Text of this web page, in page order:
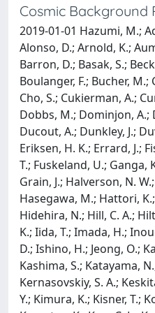
Cosmic Background
2019-01-01 Hazumi, M.;
Alonso, D.; Arnold, K.;
Barron, D.; Basak, S.;
Boulanger, F.; Bucher, M.;
Cho, S.; Cukierman, A.;
Dobbs, M.; Dominjon, A.;
Ducout, A.; Dunkley, J.;
Eriksen, H. K.; Errard, J.;
T.; Fuskeland, U.; Ganga,
Grain, J.; Halverson, N.
Hasegawa, M.; Hattori,
Hidehira, N.; Hill, C. A.;
K.; Iida, T.; Imada, H.;
D.; Ishino, H.; Jeong, O.;
Kashima, S.; Katayama,
Kernasovskiy, S. A.;
Y.; Kimura, K.; Kisner, T.;